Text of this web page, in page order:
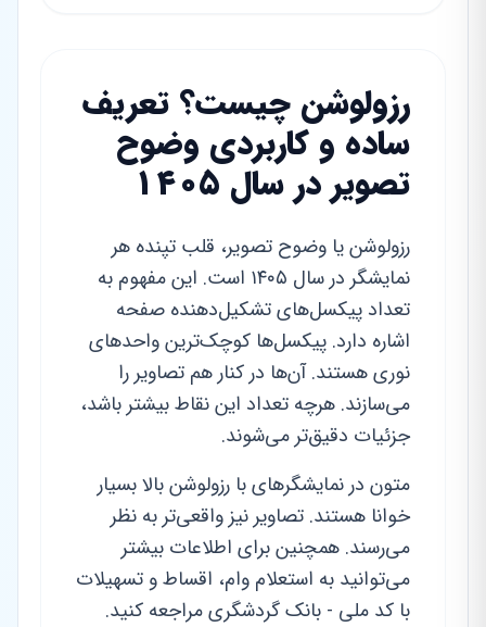
رزولوشن چیست؟ تعریف
ساده و کاربردی وضوح
تصویر در سال ۱۴۰۵
رزولوشن یا وضوح تصویر، قلب تپنده هر
نمایشگر در سال ۱۴۰۵ است. این مفهوم به
تعداد پیکسل‌های تشکیل‌دهنده صفحه
اشاره دارد. پیکسل‌ها کوچک‌ترین واحدهای
نوری هستند. آن‌ها در کنار هم تصاویر را
می‌سازند. هرچه تعداد این نقاط بیشتر باشد،
جزئیات دقیق‌تر می‌شوند.
متون در نمایشگرهای با رزولوشن بالا بسیار
خوانا هستند. تصاویر نیز واقعی‌تر به نظر
می‌رسند. همچنین برای اطلاعات بیشتر
می‌توانید به استعلام وام، اقساط و تسهیلات
با کد ملی - بانک گردشگری مراجعه کنید.